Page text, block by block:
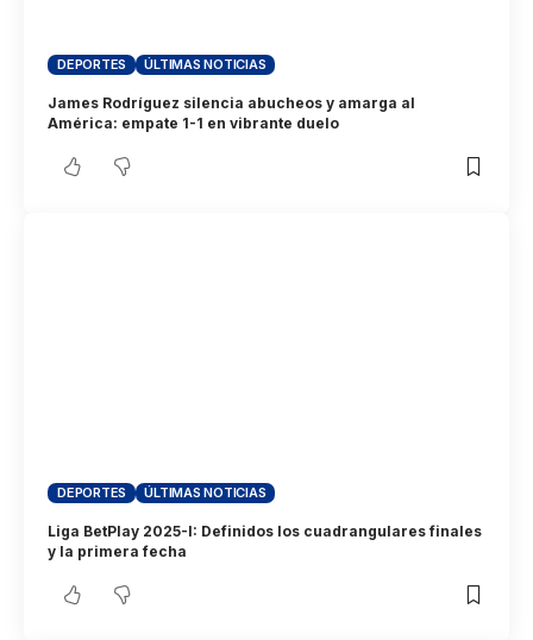
DEPORTES ÚLTIMAS NOTICIAS
James Rodríguez silencia abucheos y amarga al
América: empate 1-1 en vibrante duelo
DEPORTES ÚLTIMAS NOTICIAS
Liga BetPlay 2025-I: Definidos los cuadrangulares finales
y la primera fecha